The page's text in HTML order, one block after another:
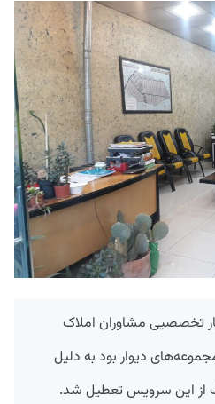
تخصصیی مشاوران املاک
دیوار بود به دلیل
از این سرویس تعطیل شد.